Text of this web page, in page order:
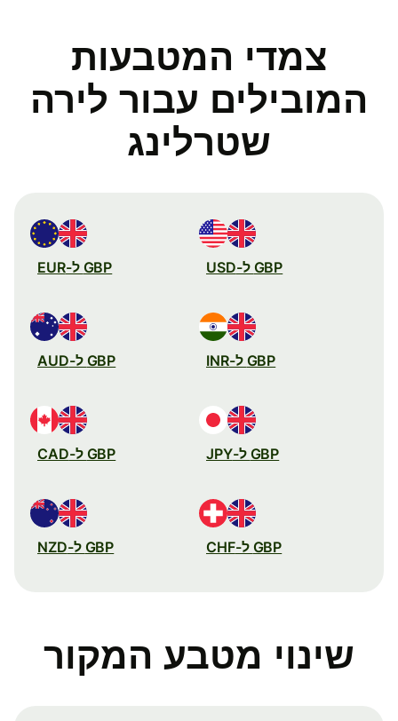
צמדי המטבעות
המובילים עבור לירה
שטרלינג
GBP ל-USD GBP ל-EUR
GBP ל-INR GBP ל-AUD
GBP ל-JPY GBP ל-CAD
GBP ל-CHF GBP ל-NZD
שינוי מטבע המקור